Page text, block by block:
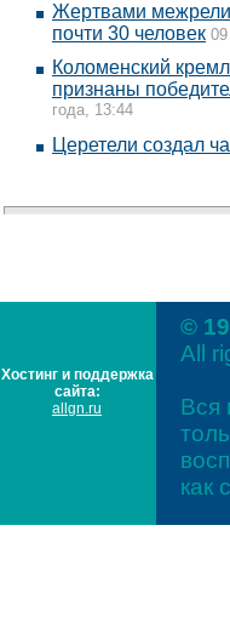
Жертвами
почти 30 человек
Коломенский
признаны
года, 13:44
Церетели создал
Хостинг и поддержка
сайта:
allgn.ru
©
All
Вся
как